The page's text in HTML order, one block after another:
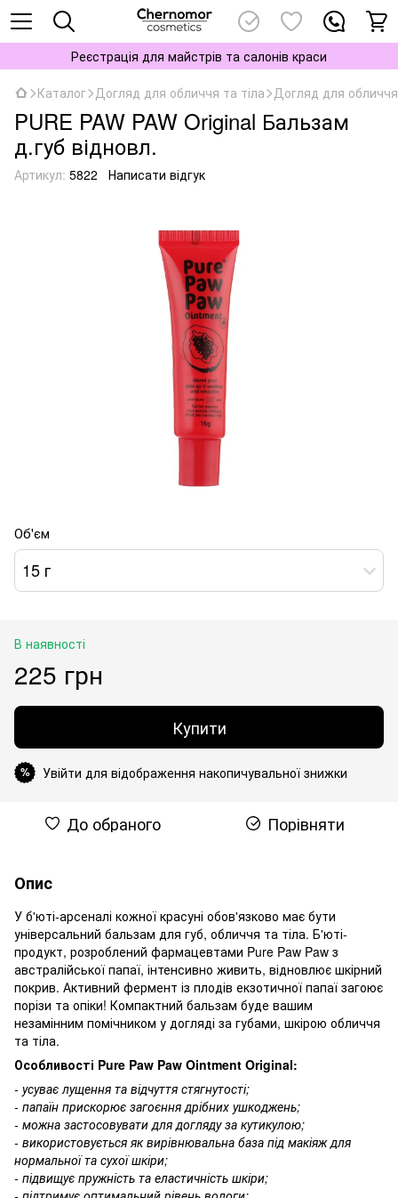
Реєстрація для майстрів та салонів краси
Каталог Догляд для обличчя та тіла Догляд для обличчя
PURE PAW PAW Original Бальзам
д.губ відновл.
Артикул: 5822 Написати відгук
Об'єм
15 г
В наявності
225 грн
Купити
% Увійти для відображення накопичувальної знижки
До обраного Порівняти
Опис
У б'юті-арсеналі кожної красуні обов'язково має бути
універсальний бальзам для губ, обличчя та тіла. Б'юті-
продукт, розроблений фармацевтами Pure Paw Paw з
австралійської папаї, інтенсивно живить, відновлює шкірний
покрив. Активний фермент із плодів екзотичної папаї загоює
порізи та опіки! Компактний бальзам буде вашим
незамінним помічником у догляді за губами, шкірою обличчя
та тіла.
Особливості Pure Paw Paw Ointment Original:
- усуває лущення та відчуття стягнутості;
- папаїн прискорює загоєння дрібних ушкоджень;
- можна застосовувати для догляду за кутикулою;
- використовується як вирівнювальна база під макіяж для
нормальної та сухої шкіри;
- підвищує пружність та еластичність шкіри;